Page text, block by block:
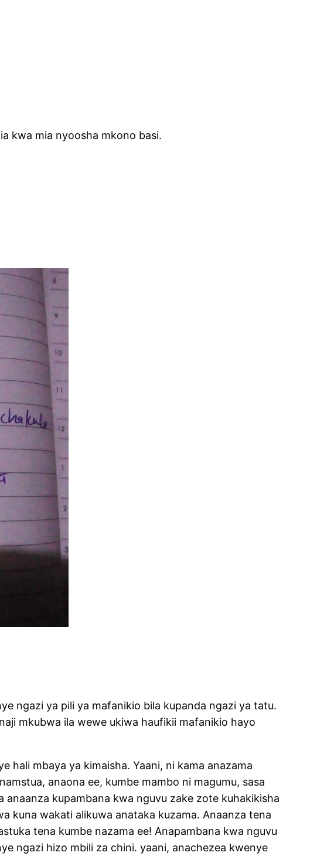
kwa mia nyoosha mkono basi.
ngazi ya pili ya mafanikio bila kupanda ngazi ya tatu.
mkubwa ila wewe ukiwa haufikii mafanikio hayo
hali mbaya ya kimaisha. Yaani, ni kama anazama
anaona ee, kumbe mambo ni magumu, sasa
anaanza kupambana kwa nguvu zake zote kuhakikisha
kuna wakati alikuwa anataka kuzama. Anaanza tena
tena kumbe nazama ee! Anapambana kwa nguvu
ngazi hizo mbili za chini. yaani, anachezea kwenye